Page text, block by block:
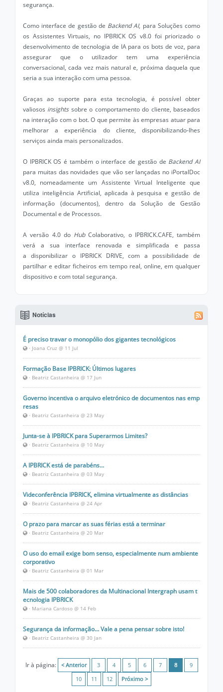
segurança.
Como interface de gestão de Backend AI, para Soluções como
os Assistentes Virtuais, no IPBRICK OS v8.0 foi priorizado o
desenvolvimento de tecnologia de IA para os bots de voz, para
assegurar que o utilizador tem uma experiência
conversacional, cada vez mais natural e, próxima daquela que
seria a sua interação com uma pessoa.
Graças ao suporte para esta tecnologia, é possível obter
valiosos insightssobre o comportamento do cliente, baseados
na interação com o bot. O que permite às empresas atuar para
melhorar a experiência do cliente, disponibilizando-lhes
serviços ainda mais personalizados.
O IPBRICK OS é também o interface de gestão de Backend AI
para muitas das novidades que vão ser lançadas no iPortalDoc
v8.0, nomeadamente um Assistente Virtual Inteligente que
utiliza inteligência Artificial, aplicada à pesquisa e gestão de
informação (documentos), dentro da Solução de Gestão
Documental e de Processos.
A versão 4.0 do HubColaborativo, o IPBRICK.CAFE, também
verá a sua interface renovada e simplificada e passa
a disponibilizar o IPBRICK DRIVE, com a possibilidade de
partilhar e editar ficheiros em tempo real, online, em qualquer
dispositivo e com total segurança.
Notícias
É preciso travar o monopólio dos gigantes tecnológicos
· Joana Cruz @ 11 Jul
Formação Base IPBRICK: Últimos lugares
· Beatriz Castanheira @ 17 Jun
Governo incentiva o arquivo eletrónico de documentos nas emp
resas
· Beatriz Castanheira @ 23 May
Junta-se à IPBRICK para Superarmos Limites?
· Beatriz Castanheira @ 10 May
A IPBRICK está de parabéns...
· Beatriz Castanheira @ 03 May
Videconferência IPBRICK, elimina virtualmente as distâncias
· Beatriz Castanheira @ 24 Apr
O prazo para marcar as suas férias está a terminar
· Beatriz Castanheira @ 20 Mar
O uso do email exige bom senso, especialmente num ambiente
corporativo
· Beatriz Castanheira @ 01 Mar
Mais de 500 colaboradores da Multinacional Intergraph usam t
ecnologia IPBRICK
· Mariana Cardoso @ 14 Feb
Segurança da informação… Vale a pena pensar sobre isto!
· Beatriz Castanheira @ 30 Jan
Ir à página: < Anterior 3 4 5 6 7 8
9
10
11 12 Próximo >